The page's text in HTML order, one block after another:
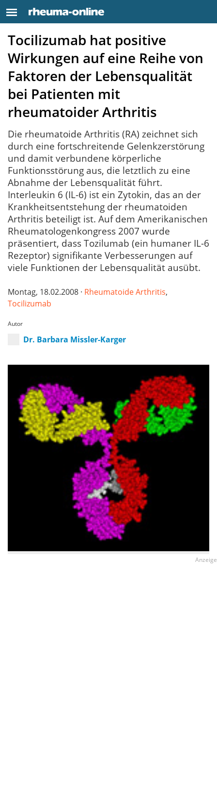
Tocilizumab hat positive
Wirkungen auf eine Reihe von
Faktoren der Lebensqualität
bei Patienten mit
rheumatoider Arthritis
Die rheumatoide Arthritis (RA) zeichnet sich
durch eine fortschreitende Gelenkzerstörung
und damit verbundene körperliche
Funktionsstörung aus, die letztlich zu eine
Abnahme der Lebensqualität führt.
Interleukin 6 (IL-6) ist ein Zytokin, das an der
Krankheitsentstehung der rheumatoiden
Arthritis beteiligt ist. Auf dem Amerikanischen
Rheumatologenkongress 2007 wurde
präsentiert, dass Tozilumab (ein humaner IL-6
Rezeptor) signifikante Verbesserungen auf
viele Funktionen der Lebensqualität ausübt.
Montag, 18.02.2008 · Rheumatoide Arthritis,
Tocilizumab
Autor
Dr. Barbara Missler-Karger